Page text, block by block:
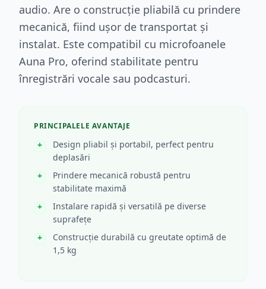
audio. Are o construcție pliabilă cu prindere
mecanică, fiind ușor de transportat și
instalat. Este compatibil cu microfoanele
Auna Pro, oferind stabilitate pentru
înregistrări vocale sau podcasturi.
PRINCIPALELE AVANTAJE
Design pliabil și portabil, perfect pentru
deplasări
Prindere mecanică robustă pentru
stabilitate maximă
Instalare rapidă și versatilă pe diverse
suprafețe
Construcție durabilă cu greutate optimă de
1,5 kg